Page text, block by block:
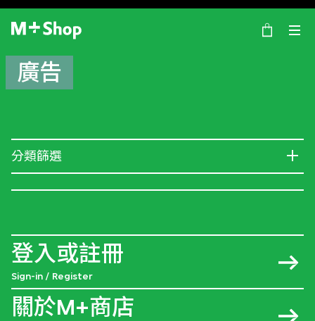
×
M+ Shop
廣告
分類篩選
登入或註冊
Sign-in / Register
關於M+商店